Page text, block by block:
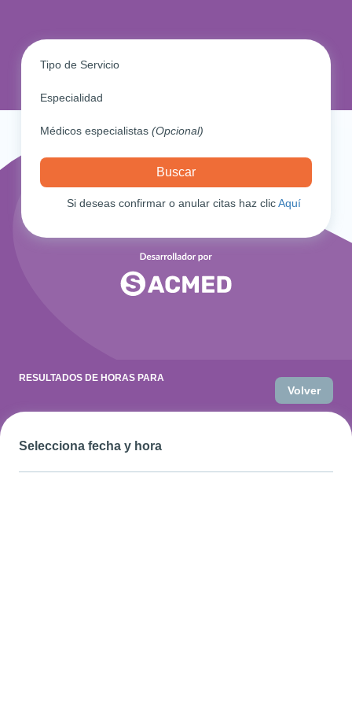
Tipo de Servicio
Especialidad
Médicos especialistas (Opcional)
Si deseas confirmar o anular citas haz clicAquí
RESULTADOS DE HORAS PARA
Volver
Selecciona fecha y hora